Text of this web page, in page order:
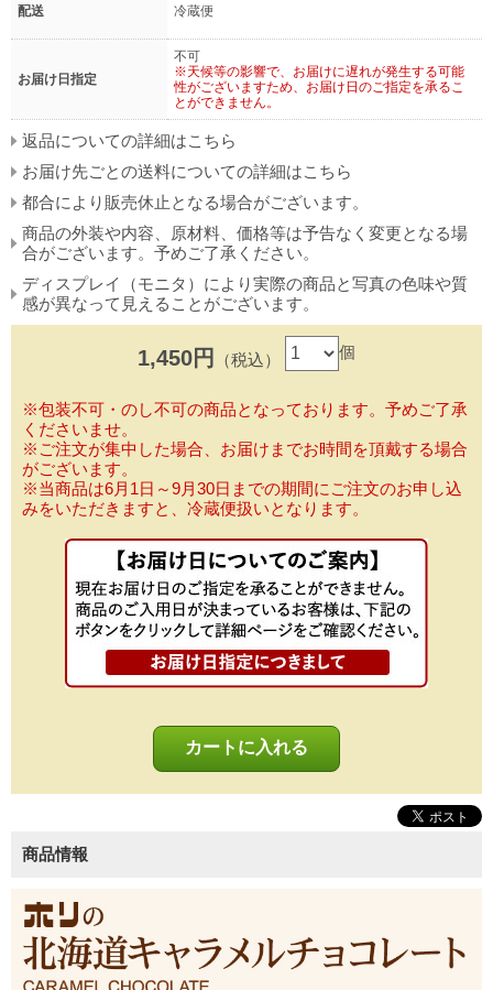
配送 冷蔵便
お届け日指定
不可
※天候等の影響で、お届けに遅れが発生する可能
性がございますため、お届け日のご指定を承るこ
とができません。
返品についての詳細はこちら
お届け先ごとの送料についての詳細はこちら
都合により販売休止となる場合がございます。
商品の外装や内容、原材料、価格等は予告なく変更となる場
合がございます。予めご了承ください。
ディスプレイ（モニタ）により実際の商品と写真の色味や質
感が異なって見えることがございます。
1,450円 （税込） 個
※包装不可・のし不可の商品となっております。予めご了承
くださいませ。
※ご注文が集中した場合、お届けまでお時間を頂戴する場合
がございます。
※当商品は6月1日～9月30日までの期間にご注文のお申し込
みをいただきますと、冷蔵便扱いとなります。
商品情報